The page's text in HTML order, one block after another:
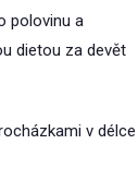
polovinu a
dietou za devět
v délce